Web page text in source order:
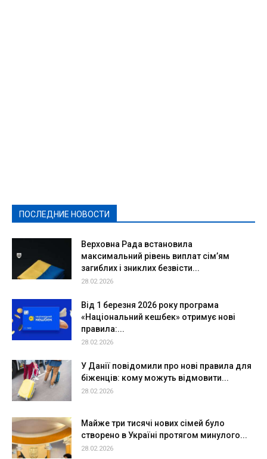
ПОСЛЕДНИЕ НОВОСТИ
Верховна Рада встановила
максимальний рівень виплат сім’ям
загиблих і зниклих безвісти...
28.02.2026
Від 1 березня 2026 року програма
«Національний кешбек» отримує нові
правила:...
28.02.2026
У Данії повідомили про нові правила для
біженців: кому можуть відмовити...
28.02.2026
Майже три тисячі нових сімей було
створено в Україні протягом минулого...
28.02.2026